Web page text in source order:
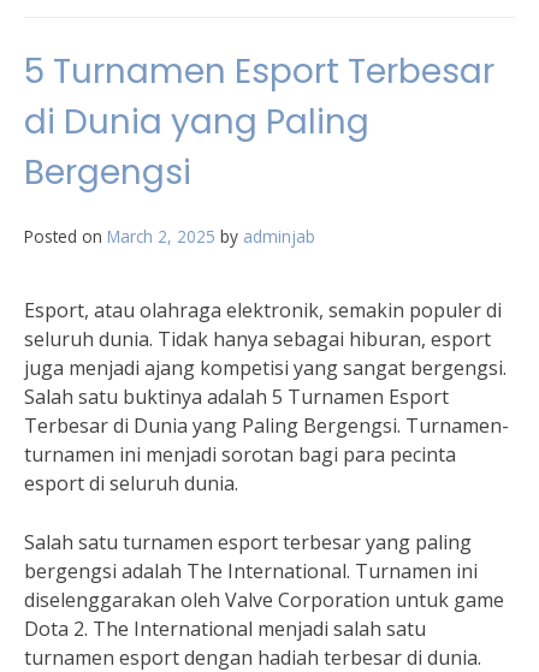
5 Turnamen Esport Terbesar
di Dunia yang Paling
Bergengsi
Posted on March 2, 2025 by adminjab
Esport, atau olahraga elektronik, semakin populer di
seluruh dunia. Tidak hanya sebagai hiburan, esport
juga menjadi ajang kompetisi yang sangat bergengsi.
Salah satu buktinya adalah 5 Turnamen Esport
Terbesar di Dunia yang Paling Bergengsi. Turnamen-
turnamen ini menjadi sorotan bagi para pecinta
esport di seluruh dunia.
Salah satu turnamen esport terbesar yang paling
bergengsi adalah The International. Turnamen ini
diselenggarakan oleh Valve Corporation untuk game
Dota 2. The International menjadi salah satu
turnamen esport dengan hadiah terbesar di dunia.